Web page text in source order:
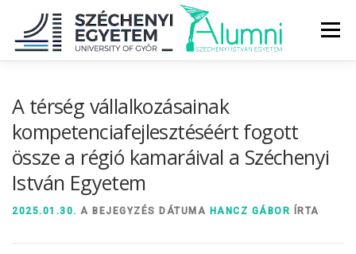
tartalomhoz
Menü
DIPLOMAÁTADÓ DIPLOMÁN TÚL
SZOLGÁLTATÁSOK ÉVFOLYAMOK
A térség vállalkozásainak
kompetenciafejlesztéséért fogott
össze a régió kamaráival a Széchenyi
István Egyetem
2025.01.30. A BEJEGYZÉS DÁTUMA HANCZ GÁBOR ÍRTA